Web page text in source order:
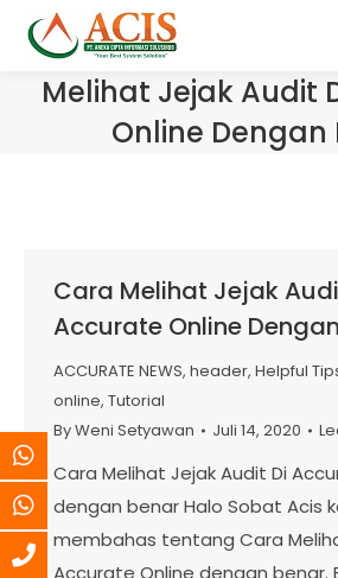
Melihat Jejak Audit
Online Dengan
Cara Melihat Jejak
Accurate Online
ACCURATE NEWS, header, Helpful
online, Tutorial
ByWeni Setyawan Juli 14, 2020
Cara Melihat Jejak Audit Di
dengan benar Halo Sobat Acis
membahas tentang Cara
Accurate Online dengan benar.